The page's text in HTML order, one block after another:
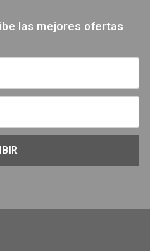
las mejores ofertas